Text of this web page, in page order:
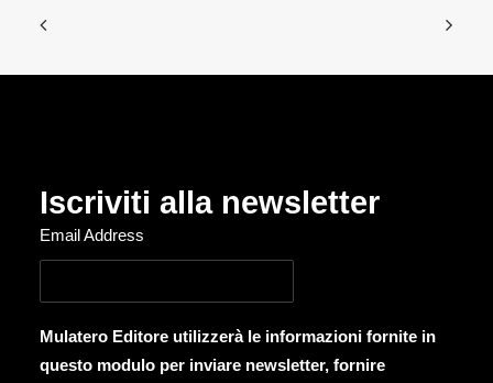
Iscriviti alla newsletter
Email Address
Mulatero Editore utilizzerà le informazioni fornite in
questo modulo per inviare newsletter, fornire